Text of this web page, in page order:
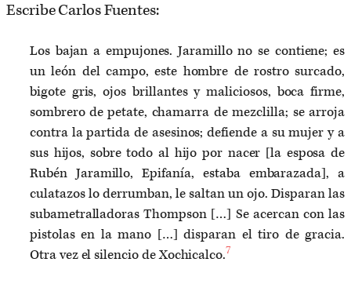
Escribe Carlos Fuentes:
Los bajan a empujones. Jaramillo no se contiene; es
un león del campo, este hombre de rostro surcado,
bigote gris, ojos brillantes y maliciosos, boca firme,
sombrero de petate, chamarra de mezclilla; se arroja
contra la partida de asesinos; defiende a su mujer y a
sus hijos, sobre todo al hijo por nacer [la esposa de
Rubén Jaramillo, Epifanía, estaba embarazada], a
culatazos lo derrumban, le saltan un ojo. Disparan las
subametralladoras Thompson […] Se acercan con las
pistolas en la mano […] disparan el tiro de gracia.
Otra vez el silencio de Xochicalco.7